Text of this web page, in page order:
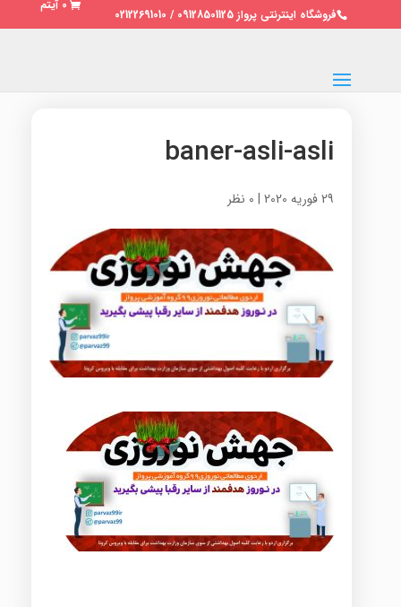
فروشگاه اینترنتی پرواز 09128501125 / 02122691010
0 آیتم
baner-asli-asli
29 فوریه 2020 | 0 نظر